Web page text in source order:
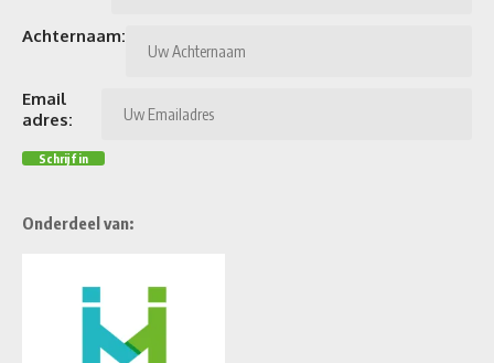
Achternaam:
Email
adres:
Onderdeel van: